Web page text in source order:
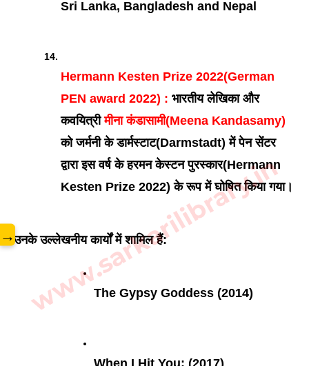
Sri Lanka, Bangladesh and Nepal
Hermann Kesten Prize 2022(German
PEN award 2022) : भारतीय लेखिका और
कवयित्री मीना कंडासामी(Meena Kandasamy)
को जर्मनी के डार्मस्टाट(Darmstadt) में पेन सेंटर
द्वारा इस वर्ष के हरमन केस्टन पुरस्कार(Hermann
Kesten Prize 2022) के रूप में घोषित किया गया।
उनके उल्लेखनीय कार्यों में शामिल हैं:
The Gypsy Goddess (2014)
When I Hit You: (2017)
www.sarkarilibrary.in
→